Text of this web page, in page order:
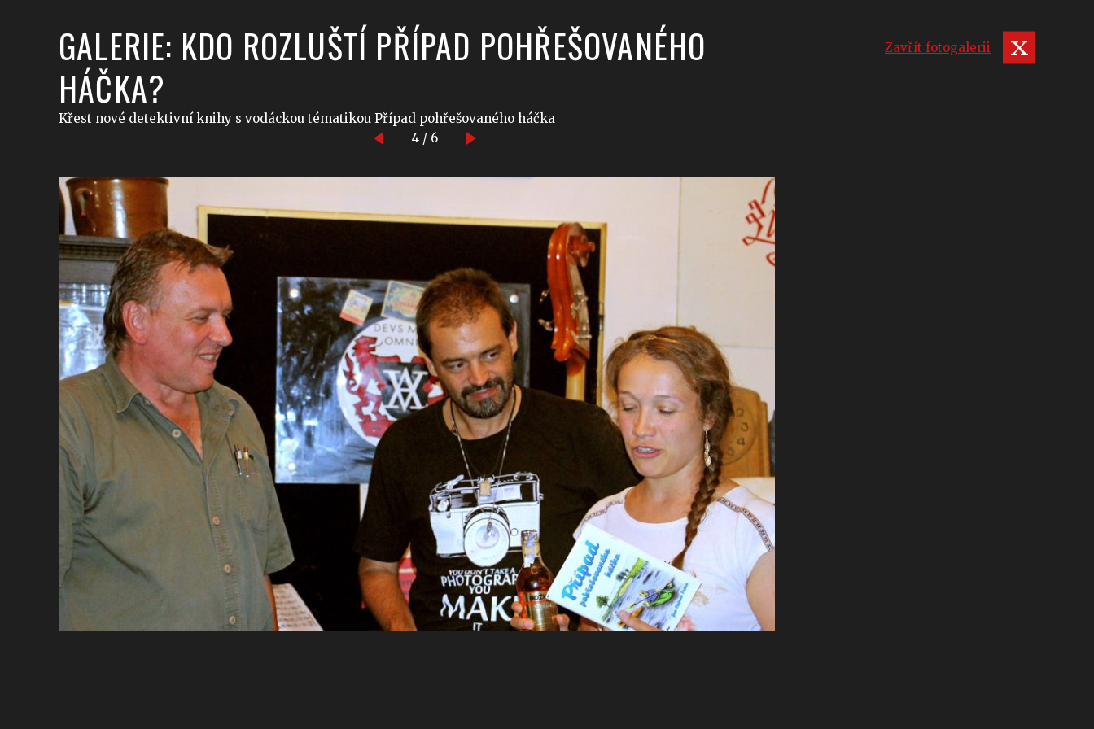
GALERIE: KDO ROZLUŠTÍ PŘÍPAD POHŘEŠOVANÉHO
HÁČKA?
Křest nové detektivní knihy s vodáckou tématikou Případ pohřešovaného háčka
4 / 6
Zavřít fotogalerii